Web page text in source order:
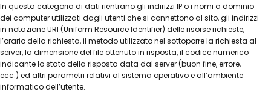
In questa categoria di dati rientrano gli indirizzi IP o i nomi a dominio
dei computer utilizzati dagli utenti che si connettono al sito, gli indirizzi
in notazione URI (Uniform Resource Identifier) delle risorse richieste,
l’orario della richiesta, il metodo utilizzato nel sottoporre la richiesta al
server, la dimensione del file ottenuto in risposta, il codice numerico
indicante lo stato della risposta data dal server (buon fine, errore,
ecc.) ed altri parametri relativi al sistema operativo e all’ambiente
informatico dell’utente.